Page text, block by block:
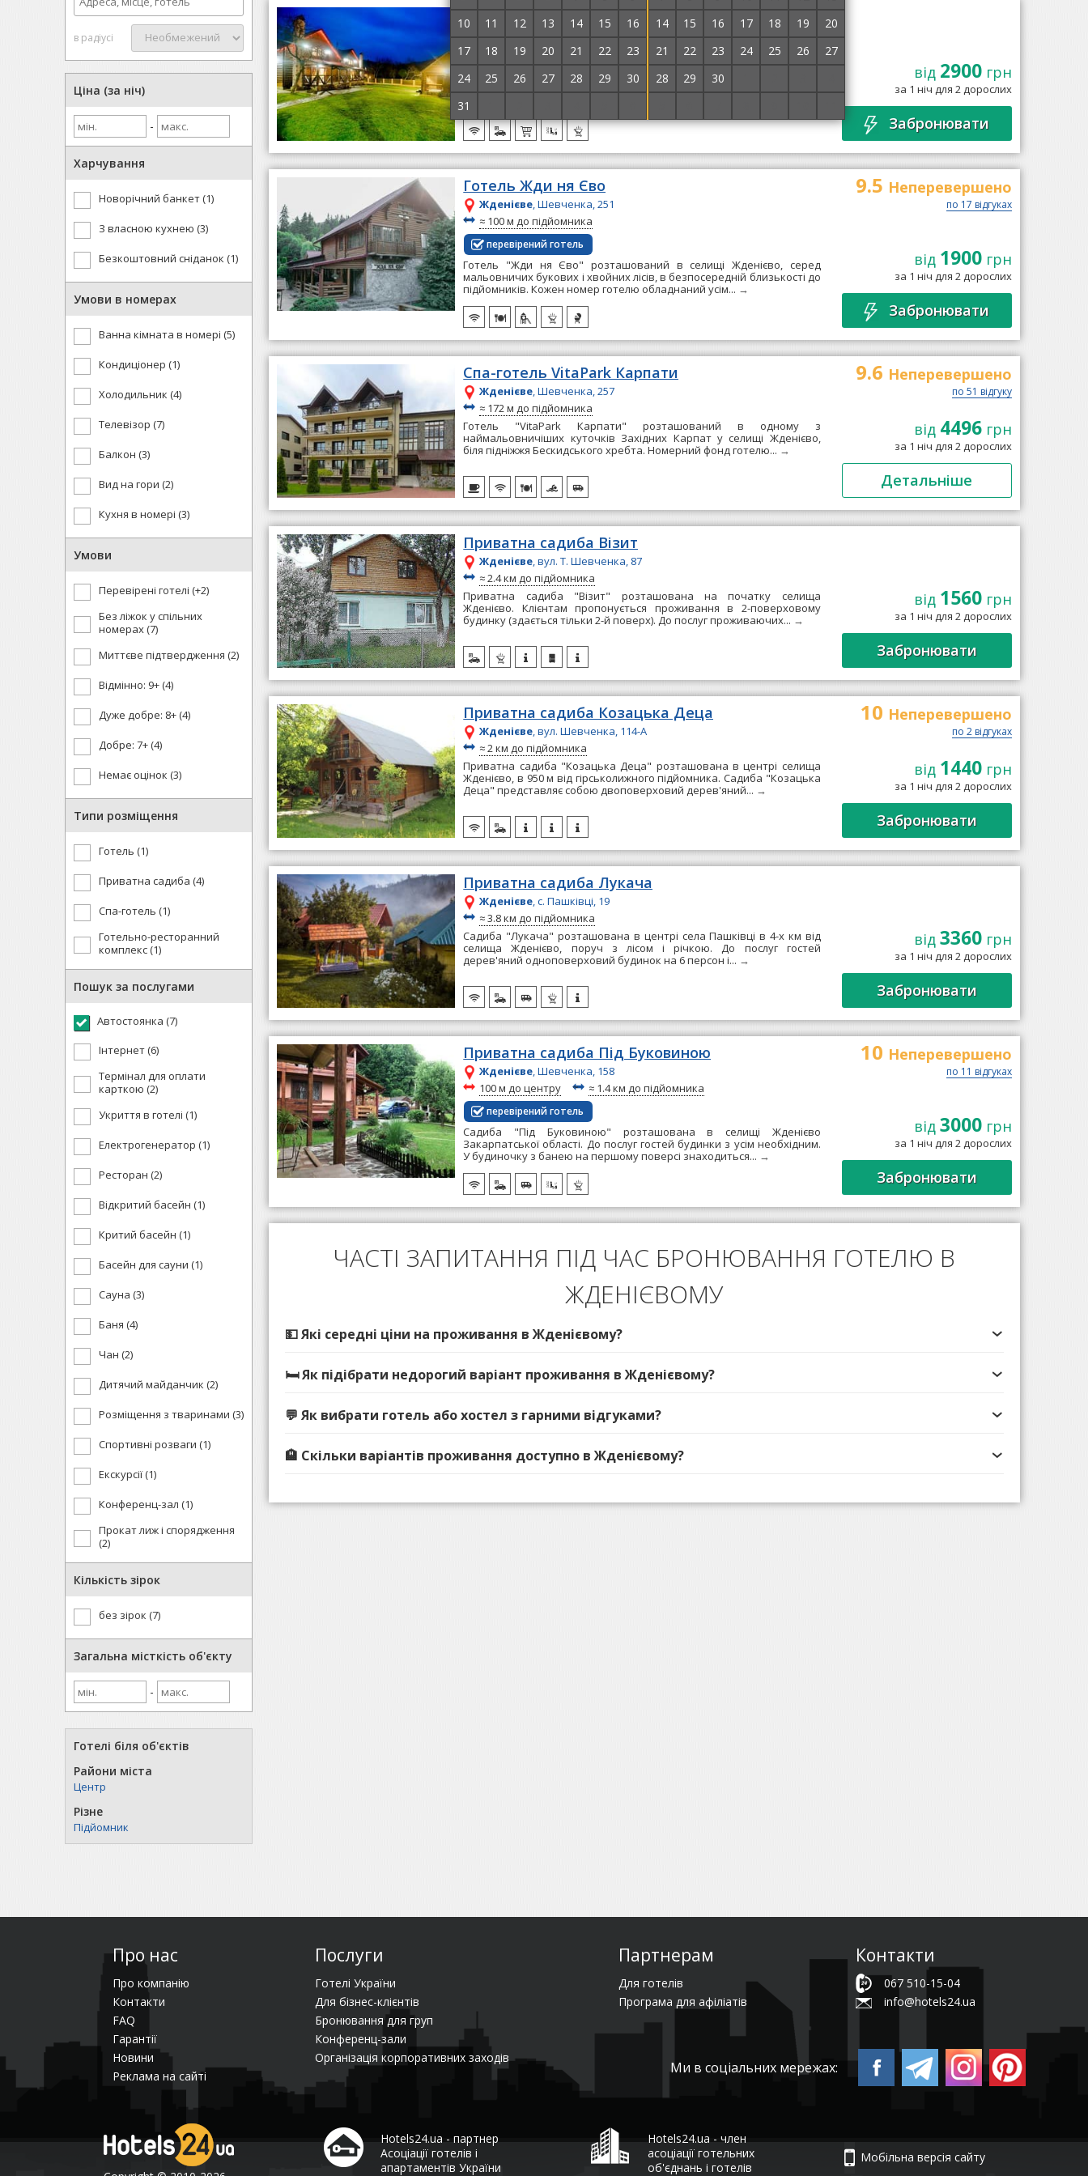
10
11 12 13 14 15
16
17
18 19 20 21 22
23
24
25 26 27 28 29
30
31
14
15 16 17 18 19
20
21
22 23 24 25 26
27
28
29 30
в радіусі
Ціна (за ніч)
-
Харчування
Новорічний банкет (1)
З власною кухнею (3)
Безкоштовний сніданок (1)
Умови в номерах
Ванна кімната в номері (5)
Кондиціонер (1)
Холодильник (4)
Телевізор (7)
Балкон (3)
Вид на гори (2)
Кухня в номері (3)
Умови
Перевірені готелі (+2)
Без ліжок у спільних
номерах (7)
Миттєве підтвердження (2)
Відмінно: 9+ (4)
Дуже добре: 8+ (4)
Добре: 7+ (4)
Немає оцінок (3)
Типи розміщення
Готель (1)
Приватна садиба (4)
Спа-готель (1)
Готельно-ресторанний
комплекс (1)
Пошук за послугами
Автостоянка (7)
Інтернет (6)
Термінал для оплати
карткою (2)
Укриття в готелі (1)
Електрогенератор (1)
Ресторан (2)
Відкритий басейн (1)
Критий басейн (1)
Басейн для сауни (1)
Сауна (3)
Баня (4)
Чан (2)
Дитячий майданчик (2)
Розміщення з тваринами (3)
Спортивні розваги (1)
Екскурсії (1)
Конференц-зал (1)
Прокат лиж і спорядження
(2)
Кількість зірок
без зірок (7)
Загальна місткість об'єкту
-
Готелі біля об'єктів
Райони міста
Центр
Різне
Підйомник
Готельно-ресторанний комплекс PIKUY
Жденієве, с. Щербовець, 35
~
4.0 км до центру ~ ≈2.2 км до підйомника
Готельно-ресторанний комплекс "PIKUY" розташований у
мальовничому селищі Щербовець. Оформлено у традиційному
закарпатському стилі. На території комплексу є 2 котеджі, які...→
від 2900грн
за 1 ніч для 2 дорослих
Забронювати
Готель Жди ня Єво
Жденієве, Шевченка, 251
~
≈ 100 м до підйомника
перевірений готель
Готель "Жди ня Єво" розташований в селищі Жденієво, серед
мальовничих букових і хвойних лісів, в безпосередній близькості до
підйомників. Кожен номер готелю обладнаний усім... →
9.5 Неперевершено
по 17 відгуках
від 1900грн
за 1 ніч для 2 дорослих
Забронювати
Спа-готель VitaPark Карпати
Жденієве, Шевченка, 257
~
≈ 172 м до підйомника
Готель "VitaPark Карпати" розташований в одному з
наймальовничіших куточків Західних Карпат у селищі Жденієво,
біля підніжжя Бескидського хребта. Номерний фонд готелю... →
9.6 Неперевершено
по 51 відгуку
від 4496грн
за 1 ніч для 2 дорослих
Детальніше
Приватна садиба Візит
Жденієве, вул. Т. Шевченка, 87
~
≈2.4 км до підйомника
Приватна садиба "Візит" розташована на початку селища
Жденієво. Клієнтам пропонується проживання в 2-поверховому
будинку (здається тільки 2-й поверх). До послуг проживаючих... →
від 1560грн
за 1 ніч для 2 дорослих
Забронювати
Приватна садиба Козацька Деца
Жденієве, вул. Шевченка, 114-А
~
≈2 км до підйомника
Приватна садиба "Козацька Деца" розташована в центрі селища
Жденієво, в 950 м від гірськолижного підйомника. Садиба "Козацька
Деца" представляє собою двоповерховий дерев'яний... →
10 Неперевершено
по 2 відгуках
від 1440грн
за 1 ніч для 2 дорослих
Забронювати
Приватна садиба Лукача
Жденієве, с. Пашківці, 19
~
≈3.8 км до підйомника
Садиба "Лукача" розташована в центрі села Пашківці в 4-х км від
селища Жденієво, поруч з лісом і річкою. До послуг гостей
дерев'яний одноповерховий будинок на 6 персон і... →
від 3360грн
за 1 ніч для 2 дорослих
Забронювати
Приватна садиба Під Буковиною
Жденієве, Шевченка, 158
~
100 м до центру ~ ≈ 1.4 км до підйомника
перевірений готель
Садиба "Під Буковиною" розташована в селищі Жденієво
Закарпатської області. До послуг гостей будинки з усім необхідним.
У будиночку з банею на першому поверсі знаходиться... →
10 Неперевершено
по 11 відгуках
від 3000грн
за 1 ніч для 2 дорослих
Забронювати
ЧАСТІ ЗАПИТАННЯ ПІД ЧАС БРОНЮВАННЯ ГОТЕЛЮ В
ЖДЕНІЄВОМУ
💵 Які середні ціни на проживання в Жденієвому?
🛏️ Як підібрати недорогий варіант проживання в Жденієвому?
💬 Як вибрати готель або хостел з гарними відгуками?
🏨 Скільки варіантів проживання доступно в Жденієвому?
Про нас
Про компанію
Контакти
FAQ
Гарантії
Новини
Реклама на сайті
Послуги
Готелі України
Для бізнес-клієнтів
Бронювання для груп
Конференц-зали
Організація корпоративних заходів
Партнерам
Для готелів
Програма для афіліатів
Контакти
067 510-15-04
info@hotels24.ua
Ми в соціальних мережах:
Hotels24.ua - партнер
Асоціації готелів і
апартаментів України
Hotels24.ua - член
асоціації готельних
об'єднань і готелів
Мобільна версія сайту